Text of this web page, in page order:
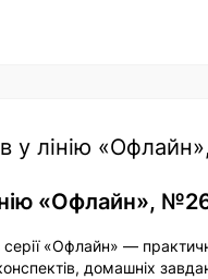
у лінію
«Офлайн»,
«Офлайн» —
домашніх